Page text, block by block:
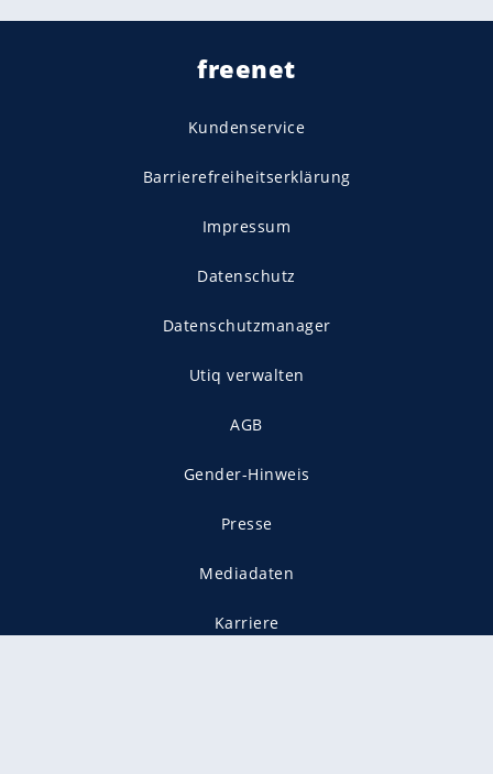
freenet
Kundenservice
Barrierefreiheitserklärung
Impressum
Datenschutz
Datenschutzmanager
Utiq verwalten
AGB
Gender-Hinweis
Presse
Mediadaten
Karriere